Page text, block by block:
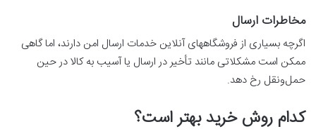
مخاطرات ارسال
اگرچه بسیاری از فروشگاههای آنلاین خدمات ارسال امن دارند، اما گاهی
ممکن است مشکلاتی مانند تأخیر در ارسال یا آسیب به کالا در حین
حمل‌ونقل رخ دهد.
کدام روش خرید بهتر است؟